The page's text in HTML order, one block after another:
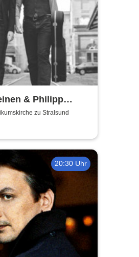
& Philipp
Konzert in
Strasund
zu Stralsund
20:30 Uhr